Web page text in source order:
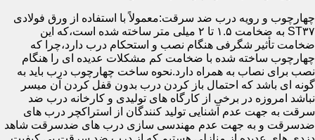
چهارچوب و رویه درب ضد سرقت:معمولاً با استفاده از ورق فولادی
ST۳۷ به ضخامت ۱.۵ تا ۲ میلی متر ساخته شده است،که این
ضخامت تأثیر شگرفی هنگام نصب و استحکام درب دارد،چرا که
چهارچوب ساخته شده با ضخامت کم مشکلات عدیده ای را هنگام
نصب برای نصاب به همراه دارد.نحوه ساخت چهارچوب درب باید به
گونه ای باشد که احتمال باز کردن درب بدون قفل کردن آن میسر
نباشد امروزه در برخی از کارگاه های تولیدی و کارخانه درب ضد
سرقت به جهت عدم آشنایی تولید کنندگان از استراکچر درب های
ضدسرقت و به جهت عدم مهندسی سازی درب های ضدسرقت شاهد